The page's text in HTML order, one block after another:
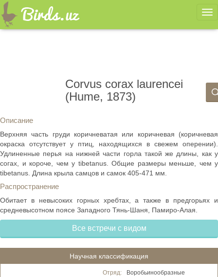
Corvus corax laurencei
(Hume, 1873)
Описание
Верхняя часть груди коричневатая или коричневая (коричневая
окраска отсутствует у птиц, находящихся в свежем оперении).
Удлиненные перья на нижней части горла такой же длины, как у
согах, и короче, чем у tibetanus. Общие размеры меньше, чем у
tibetanus. Длина крыла самцов и самок 405-471 мм.
Распространение
Обитает в невысоких горных хребтах, а также в предгорьях и
средневысотном поясе Западного Тянь-Шаня, Памиро-Алая.
Все встречи с видом
Научная классификация
Отряд:
Воробьинообразные